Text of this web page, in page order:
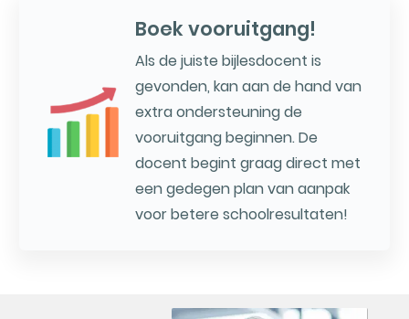
Boek vooruitgang!
Als de juiste bijlesdocent is
gevonden, kan aan de hand van
extra ondersteuning de
vooruitgang beginnen. De
docent begint graag direct met
een gedegen plan van aanpak
voor betere schoolresultaten!